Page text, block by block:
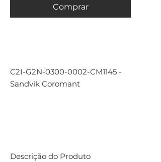
Comprar
C2I-G2N-0300-0002-CM1145 -
Sandvik Coromant
Descrição do Produto